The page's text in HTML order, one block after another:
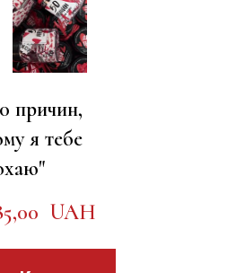
причин,
я тебе
UAH